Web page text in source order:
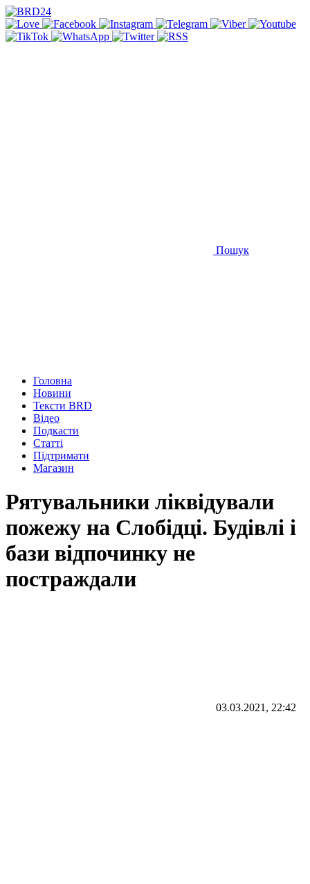
Пошук
Головна
Новини
Тексти BRD
Відео
Подкасти
Статті
Підтримати
Магазин
Рятувальники ліквідували
пожежу на Слобідці. Будівлі і
бази відпочинку не
постраждали
03.03.2021, 22:42